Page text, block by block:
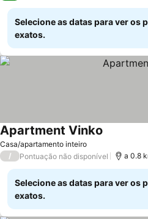
Selecione as datas para ver os
exatos.
Casa/apartamento inteiro
Apartment Vinko
/ Pontuação não disponível a 0.8
Selecione as datas para ver os
exatos.